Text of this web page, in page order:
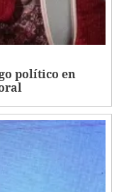
político en